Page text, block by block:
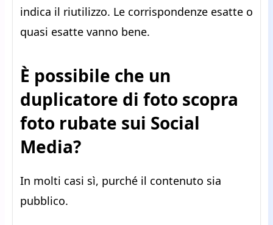
indica il riutilizzo. Le corrispondenze esatte o
quasi esatte vanno bene.
È possibile che un
duplicatore di foto scopra
foto rubate sui Social
Media?
In molti casi sì, purché il contenuto sia
pubblico.